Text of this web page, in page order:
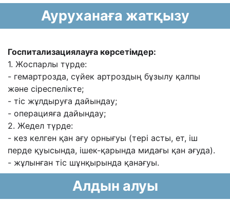
Ауруханаға жатқызу
Госпитализациялауға көрсетімдер:
1. Жоспарлы түрде:
- гемартрозда, сүйек артроздың бұзылу қалпы
жəне сіреспелікте;
- тіс жұлдыруға дайындау;
- операцияға дайындау;
2. Жедел түрде:
- кез келген қан ағу орнығуы (тері асты, ет, іш
перде қуысында, ішек-қарында мидағы қан ағуда).
- жұлынған тіс шұнқырында қанағуы.
Алдын алуы